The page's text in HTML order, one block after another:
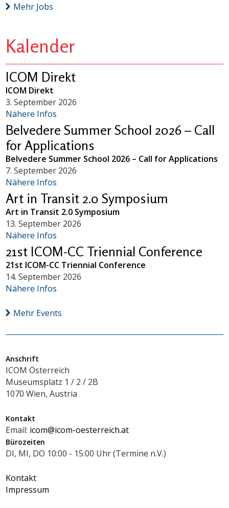
Mehr Jobs
Kalender
ICOM Direkt
ICOM Direkt
3. September 2026
Nähere Infos
Belvedere Summer School 2026 – Call
for Applications
Belvedere Summer School 2026 – Call for Applications
7. September 2026
Nähere Infos
Art in Transit 2.0 Symposium
Art in Transit 2.0 Symposium
13. September 2026
Nähere Infos
21st ICOM-CC Triennial Conference
21st ICOM-CC Triennial Conference
14. September 2026
Nähere Infos
Mehr Events
Anschrift
ICOM Österreich
Museumsplatz 1 / 2 / 2B
1070 Wien, Austria
Kontakt
Email: icom@icom-oesterreich.at
Bürozeiten
DI, MI, DO 10:00 - 15:00 Uhr (Termine n.V.)
Kontakt
Impressum